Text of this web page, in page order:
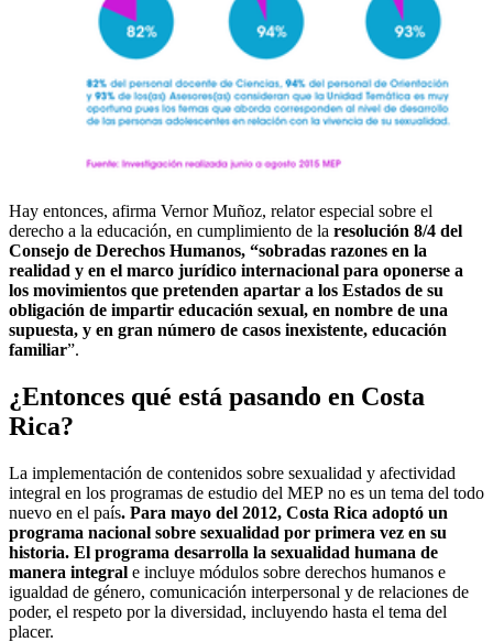
Hay entonces, afirma Vernor Muñoz, relator especial sobre el
derecho a la educación, en cumplimiento de la resolución 8/4 del
Consejo de Derechos Humanos, “sobradas razones en la
realidad y en el marco jurídico internacional para oponerse a
los movimientos que pretenden apartar a los Estados de su
obligación de impartir educación sexual, en nombre de una
supuesta, y en gran número de casos inexistente, educación
familiar”.
¿Entonces qué está pasando en Costa
Rica?
La implementación de contenidos sobre sexualidad y afectividad
integral en los programas de estudio del MEP no es un tema del todo
nuevo en el país. Para mayo del 2012, Costa Rica adoptó un
programa nacional sobre sexualidad por primera vez en su
historia. El programa desarrolla la sexualidad humana de
manera integral e incluye módulos sobre derechos humanos e
igualdad de género, comunicación interpersonal y de relaciones de
poder, el respeto por la diversidad, incluyendo hasta el tema del
placer.